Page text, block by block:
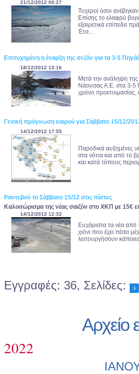
21/12/2012 00:27
Τυχεροί όσοι
Επίσης το ελαφρύ
εξαιρετικά επίπεδα
Έτσ...
Επιτυχημένη η έναρξη της σεζόν για τα 3-5
18/12/2012 13:16
Μετά την ανάληψη της
Νάουσας Α.Ε. στα 3-5
χρόνο προετοιμασίας,
Γενική πρόγνωση καιρού για Σάββατο 15/12/
14/12/2012 17:55
Παροδικά αυξημένες
στα νότια και από το
και κατά τόπους
Ραντεβού το Σάββατο 15/12 στις πίστες
Καλοσώρισμα της νέας σαιζόν στο ΧΚΠ με 15€
14/12/2012 12:32
Eυχάριστα τα νέα
χιόνι που έχει πέσει
λειτουργήσουν
Εγγραφές: 36, Σελίδες: 1
Αρχείο
2022